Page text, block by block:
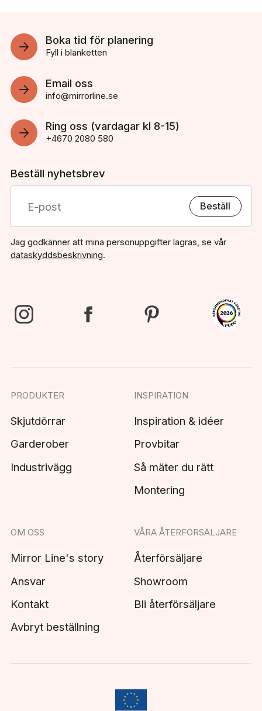
Boka tid för planering
Fyll i blanketten
Email oss
info@mirrorline.se
Ring oss (vardagar kl 8-15)
+4670 2080 580
Beställ nyhetsbrev
Beställ
Jag godkänner att mina personuppgifter lagras, se vår
dataskyddsbeskrivning.
PRODUKTER
Skjutdörrar
Garderober
Industrivägg
INSPIRATION
Inspiration & idéer
Provbitar
Så mäter du rätt
Montering
OM OSS
Mirror Line's story
Ansvar
Kontakt
Avbryt beställning
VÅRA ÅTERFÖRSÄLJARE
Återförsäljare
Showroom
Bli återförsäljare